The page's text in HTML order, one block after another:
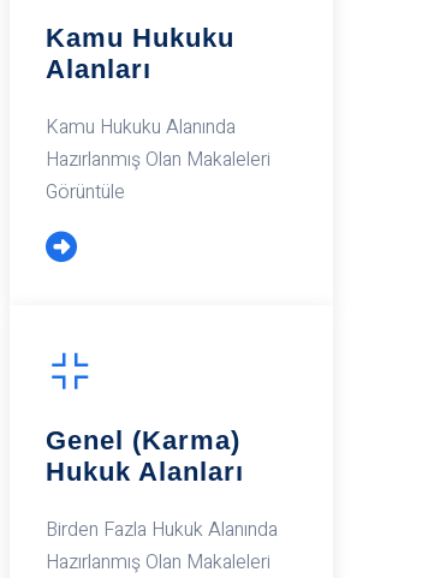
Kamu Hukuku
Alanları
Kamu Hukuku Alanında
Hazırlanmış Olan Makaleleri
Görüntüle
Genel (Karma)
Hukuk Alanları
Birden Fazla Hukuk Alanında
Hazırlanmış Olan Makaleleri